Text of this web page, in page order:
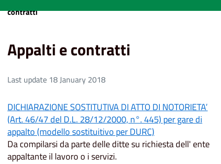
contratti
Appalti e contratti
Last update 18 January 2018
DICHIARAZIONE SOSTITUTIVA DI ATTO DI NOTORIETA’
(Art. 46/47 del D.L. 28/12/2000, n°. 445) per gare di
appalto (modello sostituitivo per DURC)
Da compilarsi da parte delle ditte su richiesta dell' ente
appaltante il lavoro o i servizi.